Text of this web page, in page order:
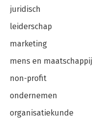
juridisch
leiderschap
marketing
mens en maatschappij
non-profit
ondernemen
organisatiekunde